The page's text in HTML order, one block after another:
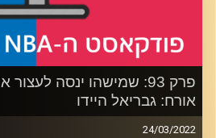
קרדיט תמונות:עידן לוצקי
פרק 93: שמישהו ינסה לעצור
אורח: גבריאל היידו
24/03/2022